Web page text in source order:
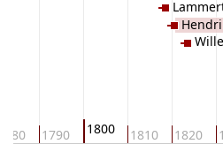
1790 1800 1810 1820